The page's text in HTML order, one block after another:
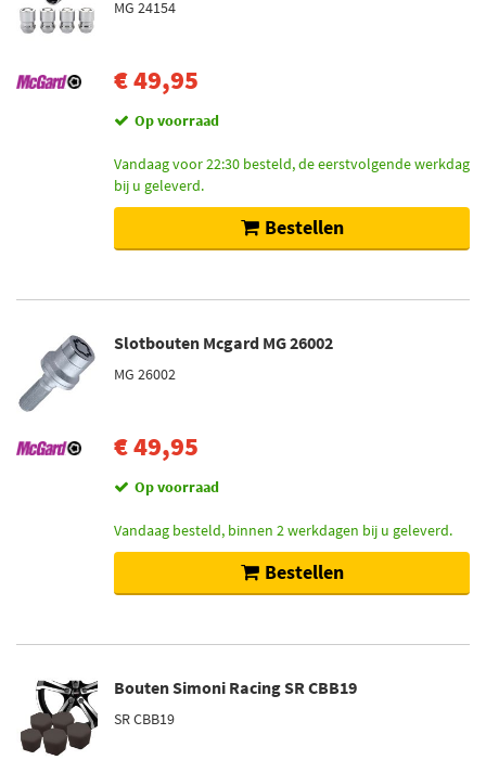
MG 24154
€ 49,95
Op voorraad
Vandaag voor 22:30 besteld, de eerstvolgende werkdag
bij u geleverd.
Bestellen
Slotbouten Mcgard MG 26002
MG 26002
€ 49,95
Op voorraad
Vandaag besteld, binnen 2 werkdagen bij u geleverd.
Bestellen
Bouten Simoni Racing SR CBB19
SR CBB19